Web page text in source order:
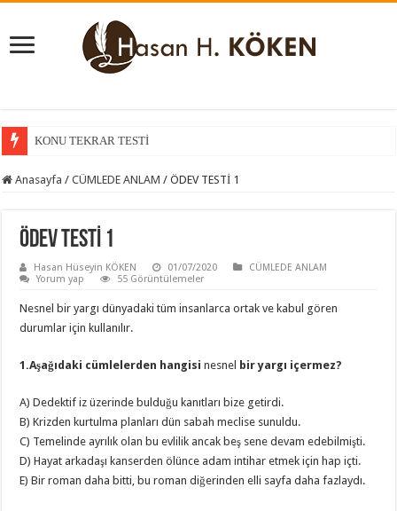
KONU TEKRAR TESTİ
KONU KAVRAMA TESTİ
Anasayfa / CÜMLEDE ANLAM / ÖDEV TESTİ 1
ÖDEV TESTİ 1
Hasan Hüseyin KÖKEN 01/07/2020
CÜMLEDE ANLAM
Yorum yap
55 Görüntülemeler
Nesnel bir yargı dünyadaki tüm insanlarca ortak ve kabul gören
durumlar için kullanılır.
1.Aşağıdaki cümlelerden hangisinesnel bir yargı içermez?
A) Dedektif iz üzerinde bulduğu kanıtları bize getirdi.
B) Krizden kurtulma planları dün sabah meclise sunuldu.
C) Temelinde ayrılık olan bu evlilik ancak beş sene devam edebilmişti.
D) Hayat arkadaşı kanserden ölünce adam intihar etmek için hap içti.
E) Bir roman daha bitti, bu roman diğerinden elli sayfa daha fazlaydı.